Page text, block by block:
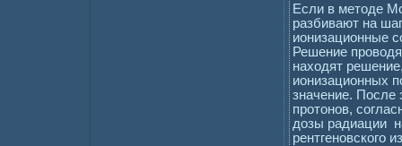
Если в методе
разбивают на
ионизационные
Решение
находят
ионизационных
значение. После
протонов,
дозы радиации
рентгеновского